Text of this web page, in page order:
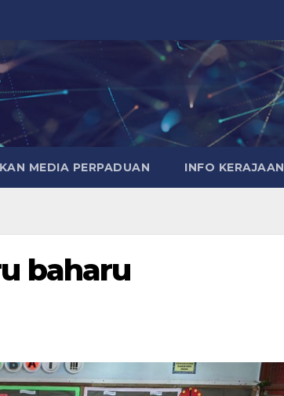
MEDIA PERPADUAN INFO KERAJAAN
baharu